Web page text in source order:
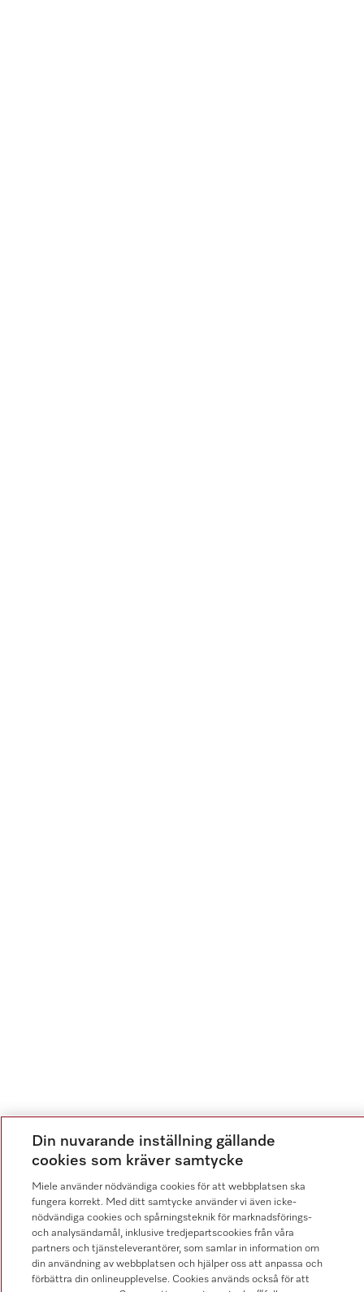
Din nuvarande inställning gällande
cookies som kräver samtycke
Miele använder nödvändiga cookies för att webbplatsen ska
fungera korrekt. Med ditt samtycke använder vi även icke-
nödvändiga cookies och spårningsteknik för marknadsförings-
och analysändamål, inklusive tredjepartscookies från våra
partners och tjänsteleverantörer, som samlar in information om
din användning av webbplatsen och hjälper oss att anpassa och
förbättra din onlineupplevelse. Cookies används också för att